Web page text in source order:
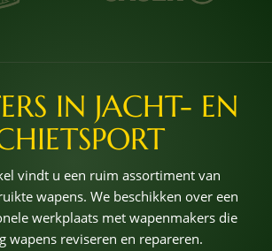
IN JACHT- EN
vindt u een ruim assortiment van
wapens. We beschikken over een
werkplaats met wapenmakers die
wapens reviseren en repareren.